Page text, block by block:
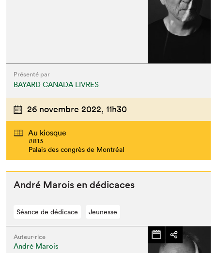
Présenté par
BAYARD CANADA LIVRES
26 novembre 2022, 11h30
Au kiosque
#813
Palais des congrès de Montréal
André Marois en dédicaces
Séance de dédicace Jeunesse
Auteur·rice
André Marois